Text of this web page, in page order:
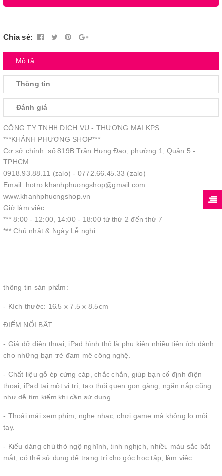
Chia sẻ:
Mô tả
Thông tin
Đánh giá
CÔNG TY TNHH DỊCH VỤ - THƯƠNG MẠI KPS
***KHÁNH PHƯƠNG SHOP***
Cơ sở chính: số 819B Trần Hưng Đạo, phường 1, Quận 5 -
TPHCM
0918.93.88.11 (zalo) - 0772.66.45.33 (zalo)
Email: hotro.khanhphuongshop@gmail.com
www.khanhphuongshop.vn
Giờ làm việc:
*** 8:00 - 12:00, 14:00 - 18:00 từ thứ 2 đến thứ 7
*** Chủ nhật & Ngày Lễ nghỉ
thông tin sản phẩm:
- Kích thước: 16.5 x 7.5 x 8.5cm
ĐIỂM NỔI BẬT
- Giá đỡ điện thoại, iPad hình thỏ là phụ kiện nhiều tiện ích dành
cho những bạn trẻ đam mê công nghệ.
- Chất liệu gỗ ép cứng cáp, chắc chắn, giúp bạn cố định điện
thoại, iPad tại một vị trí, tạo thói quen gọn gàng, ngăn nắp cũng
như dễ tìm kiếm khi cần sử dụng.
- Thoải mái xem phim, nghe nhạc, chơi game mà không lo mỏi
tay.
- Kiểu dáng chú thỏ ngộ nghĩnh, tinh nghịch, nhiều màu sắc bắt
mắt, có thể sử dụng để trang trí cho góc học tập, làm việc.